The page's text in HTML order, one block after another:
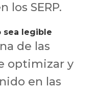
los SERP.
sea legible
de las
optimizar y
en las